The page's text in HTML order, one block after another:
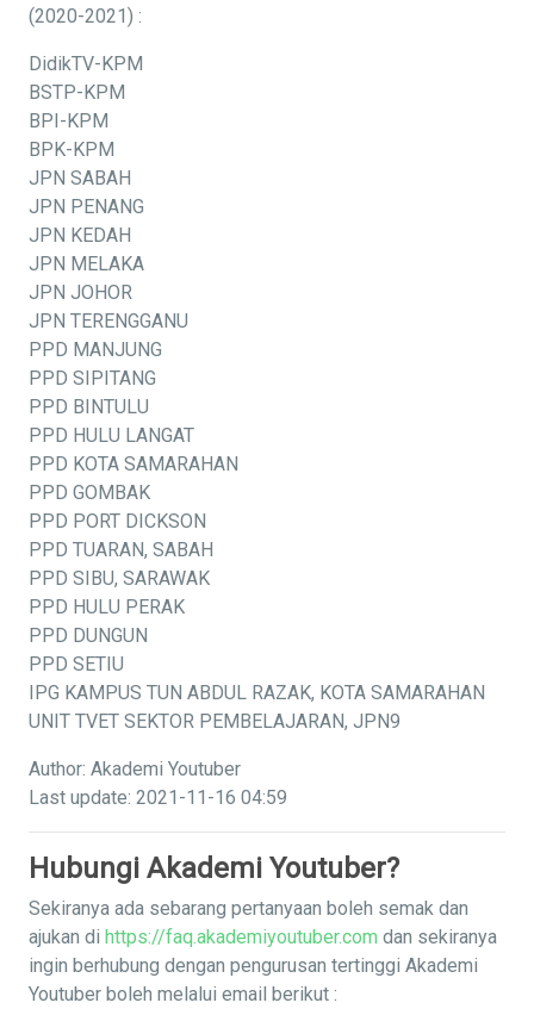
(2020-2021) :
DidikTV-KPM
BSTP-KPM
BPI-KPM
BPK-KPM
JPN SABAH
JPN PENANG
JPN KEDAH
JPN MELAKA
JPN JOHOR
JPN TERENGGANU
PPD MANJUNG
PPD SIPITANG
PPD BINTULU
PPD HULU LANGAT
PPD KOTA SAMARAHAN
PPD GOMBAK
PPD PORT DICKSON
PPD TUARAN, SABAH
PPD SIBU, SARAWAK
PPD HULU PERAK
PPD DUNGUN
PPD SETIU
IPG KAMPUS TUN ABDUL RAZAK, KOTA SAMARAHAN
UNIT TVET SEKTOR PEMBELAJARAN, JPN9
Author: Akademi Youtuber
Last update: 2021-11-16 04:59
Hubungi Akademi Youtuber?
Sekiranya ada sebarang pertanyaan boleh semak dan
ajukan di https://faq.akademiyoutuber.com dan sekiranya
ingin berhubung dengan pengurusan tertinggi Akademi
Youtuber boleh melalui email berikut :